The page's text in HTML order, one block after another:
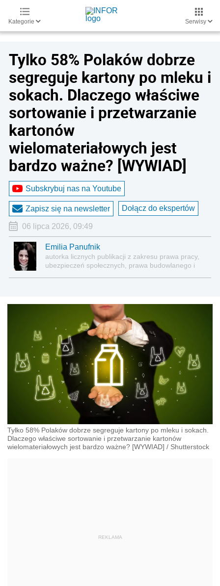
Kategorie Serwisy
Tylko 58% Polaków dobrze
segreguje kartony po mleku i
sokach. Dlaczego właściwe
sortowanie i przetwarzanie
kartonów
wielomateriałowych jest
bardzo ważne? [WYWIAD]
Subskrybuj nas na Youtube
Zapisz się na newsletter Dołącz do ekspertów
06 lipca 2026, 09:49
Emilia Panufnik
autorka licznych publikacji z zakresu prawa pracy,
ubezpieczeń społecznych, prawa budowlanego i
Tylko 58% Polaków dobrze segreguje kartony po mleku i sokach.
Dlaczego właściwe sortowanie i przetwarzanie kartonów
wielomateriałowych jest bardzo ważne? [WYWIAD] / Shutterstock